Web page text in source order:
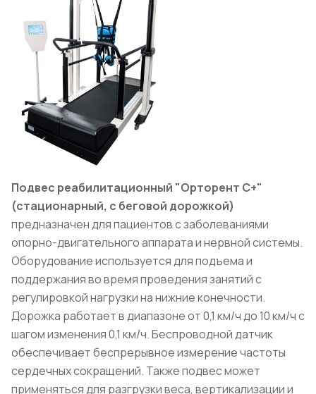
Подвес реабилитационный "Орторент С+"
(стационарный, с беговой дорожкой)
предназначен для пациентов с заболеваниями
опорно-двигательного аппарата и нервной системы.
Оборудование используется для подъема и
поддержания во время проведения занятий с
регулировкой нагрузки на нижние конечности.
Дорожка работает в диапазоне от 0,1 км/ч до 10 км/ч с
шагом изменения 0,1 км/ч. Беспроводной датчик
обеспечивает беспрерывное измерение частоты
сердечных сокращений. Также подвес может
применяться для разгрузки веса, вертикализации и